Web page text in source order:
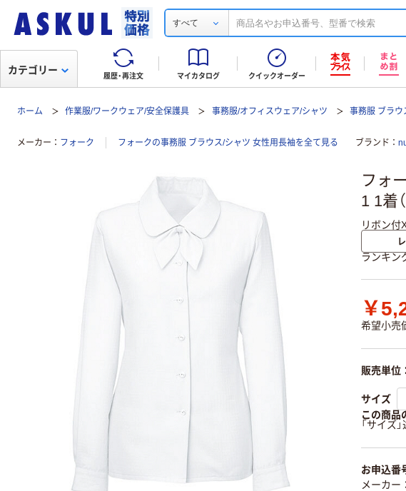
すべて
履歴・再注文 マイカタログ クイックオーダー
カテゴリー
ホーム 作業服/ワークウェア/安全保護具 事務服/オフィスウェア/シャツ 事務服 ブラウ
メーカー フォーク フォークの事務服 ブラウス/シャツ 女性用長袖を全て見る ブランド
フォ
1 1着
リボン付
ランキン
￥
希望小売
販売単位
サイズ
この商品
「サイズ
お申込番
メーカー